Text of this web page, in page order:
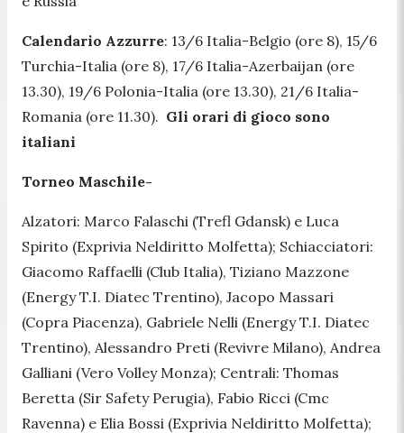
Calendario Azzurre: 13/6 Italia-Belgio (ore 8), 15/6
Turchia-Italia (ore 8), 17/6 Italia-Azerbaijan (ore
13.30), 19/6 Polonia-Italia (ore 13.30), 21/6 Italia-
Romania (ore 11.30). Gli orari di gioco sono
italiani
Torneo Maschile-
Alzatori: Marco Falaschi (Trefl Gdansk) e Luca
Spirito (Exprivia Neldiritto Molfetta); Schiacciatori:
Giacomo Raffaelli (Club Italia), Tiziano Mazzone
(Energy T.I. Diatec Trentino), Jacopo Massari
(Copra Piacenza), Gabriele Nelli (Energy T.I. Diatec
Trentino), Alessandro Preti (Revivre Milano), Andrea
Galliani (Vero Volley Monza); Centrali: Thomas
Beretta (Sir Safety Perugia), Fabio Ricci (Cmc
Ravenna) e Elia Bossi (Exprivia Neldiritto Molfetta);